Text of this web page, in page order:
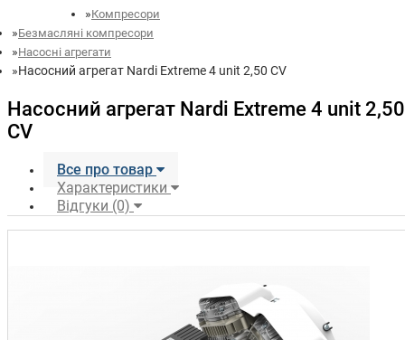
Компресори
Безмасляні компресори
Насосні агрегати
Насосний агрегат Nardi Extreme 4 unit 2,50 CV
Насосний агрегат Nardi Extreme 4 unit 2,50
CV
Все про товар
Характеристики
Відгуки (0)